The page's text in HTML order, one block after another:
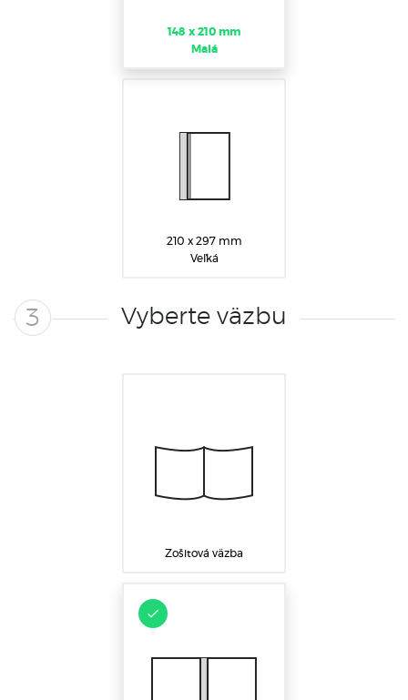
148 x 210 mm
Malá
210 x 297 mm
Veľká
3 Vyberte väzbu
Zošitová väzba